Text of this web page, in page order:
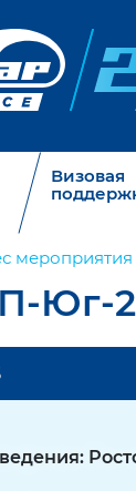
Визовая
мероприятия
Юг-